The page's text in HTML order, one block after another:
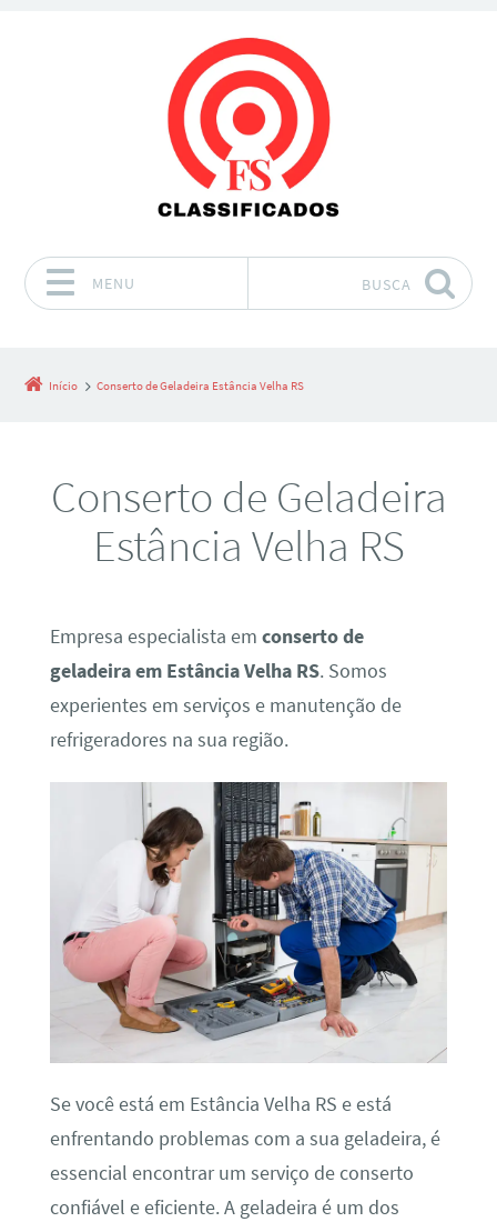
MENU BUSCA
Início Conserto de Geladeira Estância Velha RS
Conserto de Geladeira
Estância Velha RS
Empresa especialista em conserto de
geladeira em Estância Velha RS. Somos
experientes em serviços e manutenção de
refrigeradores na sua região.
Se você está em Estância Velha RS e está
enfrentando problemas com a sua geladeira, é
essencial encontrar um serviço de conserto
confiável e eficiente. A geladeira é um dos